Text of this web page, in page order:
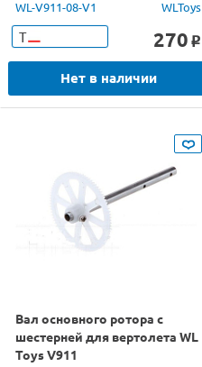
WL-V911-08-V1 WLToys
Т 270 o
Нет в наличии
Вал основного ротора с
шестерней для вертолета WL
Toys V911